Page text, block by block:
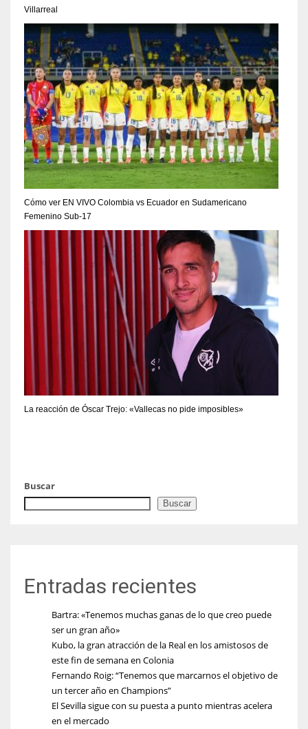
Villarreal
Cómo ver EN VIVO Colombia vs Ecuador en Sudamericano
Femenino Sub-17
La reacción de Óscar Trejo: «Vallecas no pide imposibles»
Buscar
Buscar
Entradas recientes
Bartra: «Tenemos muchas ganas de lo que creo puede
ser un gran año»
Kubo, la gran atracción de la Real en los amistosos de
este fin de semana en Colonia
Fernando Roig: “Tenemos que marcarnos el objetivo de
un tercer año en Champions”
El Sevilla sigue con su puesta a punto mientras acelera
en el mercado